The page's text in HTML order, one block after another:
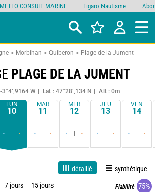
Morbihan Quiberon Plage de la Jument
PLAGE DE LA JUMENT
3°4’,9164 W Lat : 47°28’,134 N Alt : 0m
LUN
10
- -
MAR
11
- -
MER
12
- -
JEU
13
- -
VEN
14
- -
détaillé synthétique
7 jours 15 jours Fiabilité 75%
METEO CONSULT MARINE Figaro Nautisme